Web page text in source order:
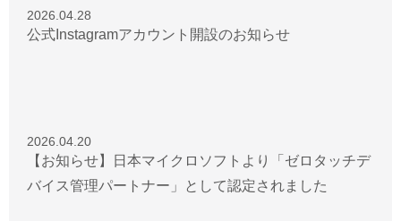
2026.04.28
公式Instagramアカウント開設のお知らせ
2026.04.20
【お知らせ】日本マイクロソフトより「ゼロタッチデ
バイス管理パートナー」として認定されました